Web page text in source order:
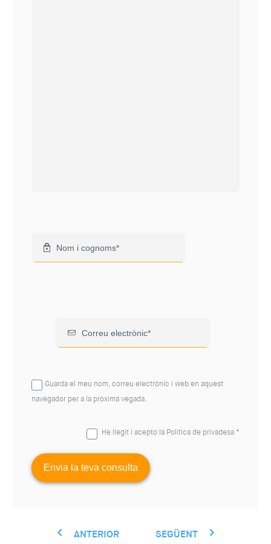
Guarda el meu nom, correu electrònic i web en aquest
navegador per a la pròxima vegada.
He llegit i acepto la Política de privadesa *
ANTERIOR SEGÜENT